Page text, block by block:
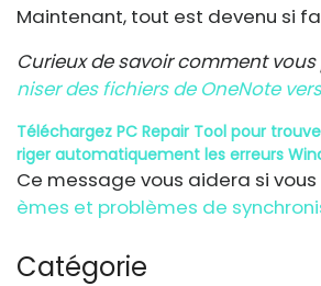
Maintenant, tout est devenu si
Curieux de savoir comment
niser des fichiers de OneNote
Téléchargez PC Repair Tool pour
riger automatiquement les erreurs
Ce message vous aidera si
èmes et problèmes de
Catégorie